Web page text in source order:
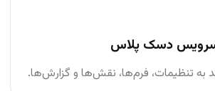
سرویس دسک پلاس
به تنظیمات، فرم‌ها، نقش‌ها و گزارش‌ها.